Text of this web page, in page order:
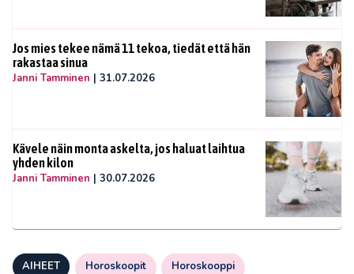
Jos mies tekee nämä 11 tekoa, tiedät että hän
rakastaa sinua
Janni Tamminen | 31.07.2026
Kävele näin monta askelta, jos haluat laihtua
yhden kilon
Janni Tamminen | 30.07.2026
AIHEET Horoskoopit Horoskooppi